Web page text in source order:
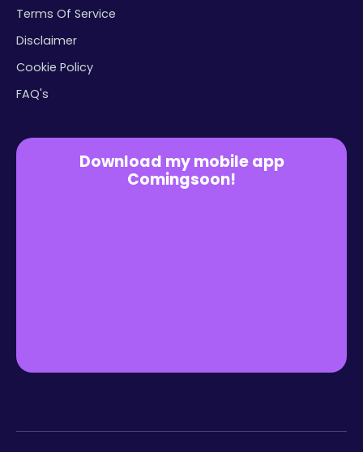
Terms Of Service
Disclaimer
Cookie Policy
FAQ's
Download my mobile app
Comingsoon!